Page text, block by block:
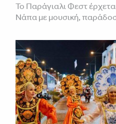
Το Παράγιαλι Φεστ
Νάπα με μουσική,